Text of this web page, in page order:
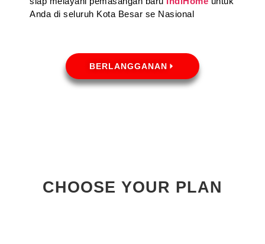
Anda di seluruh Kota Besar se Nasional
BERLANGGANAN
CHOOSE YOUR PLAN